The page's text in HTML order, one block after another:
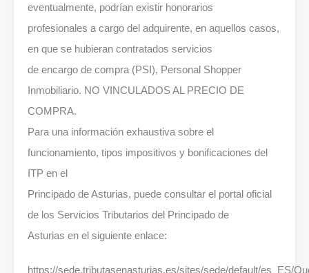
eventualmente, podrían existir honorarios
profesionales a cargo del adquirente, en aquellos casos,
en que se hubieran contratados servicios
de encargo de compra (PSI), Personal Shopper
Inmobiliario. NO VINCULADOS AL PRECIO DE
COMPRA.
Para una información exhaustiva sobre el
funcionamiento, tipos impositivos y bonificaciones del
ITP en el
Principado de Asturias, puede consultar el portal oficial
de los Servicios Tributarios del Principado de
Asturias en el siguiente enlace:
https://sede.tributasenasturias.es/sites/sede/default/es_ES/